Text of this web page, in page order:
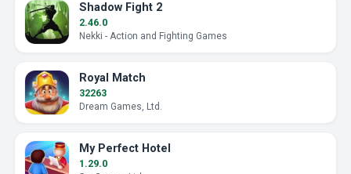
Shadow Fight 2
2.46.0
Nekki - Action and Fighting Games
Royal Match
32263
Dream Games, Ltd.
My Perfect Hotel
1.29.0